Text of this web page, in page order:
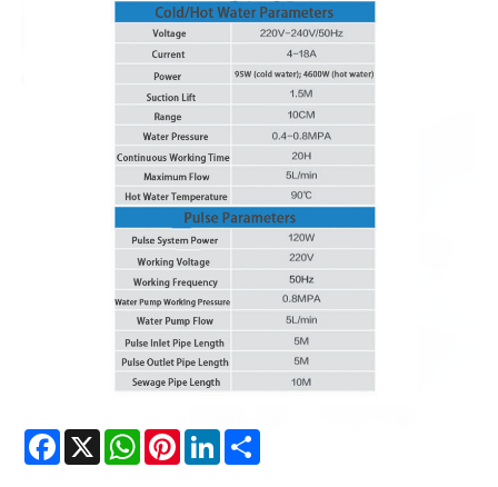
Facebook
X WhatsApp
PinterestLinkedIn